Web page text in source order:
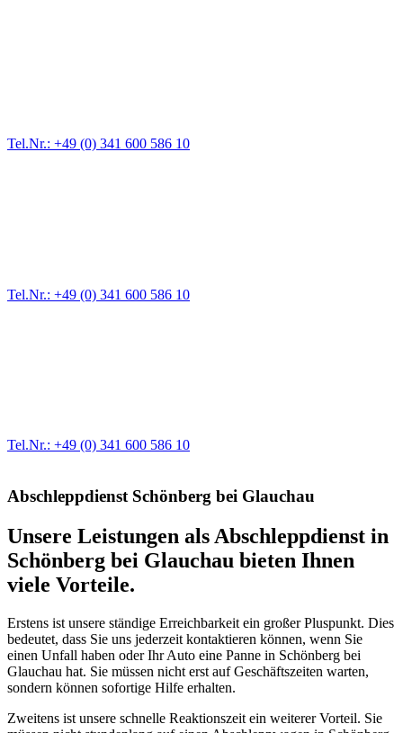
Tel.Nr.: +49 (0) 341 600 586 10
Tel.Nr.: +49 (0) 341 600 586 10
Tel.Nr.: +49 (0) 341 600 586 10
Abschleppdienst Schönberg bei Glauchau
Unsere Leistungen als Abschleppdienst in
Schönberg bei Glauchau bieten Ihnen
viele Vorteile.
Erstens ist unsere ständige Erreichbarkeit ein großer Pluspunkt. Dies
bedeutet, dass Sie uns jederzeit kontaktieren können, wenn Sie
einen Unfall haben oder Ihr Auto eine Panne in Schönberg bei
Glauchau hat. Sie müssen nicht erst auf Geschäftszeiten warten,
sondern können sofortige Hilfe erhalten.
Zweitens ist unsere schnelle Reaktionszeit ein weiterer Vorteil. Sie